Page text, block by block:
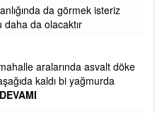
da görmek isteriz
daha da olacaktır
aralarında asvalt döke
kaldı bi yağmurda